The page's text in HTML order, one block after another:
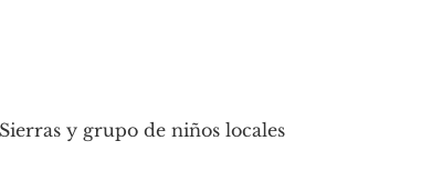
y grupo de niños locales